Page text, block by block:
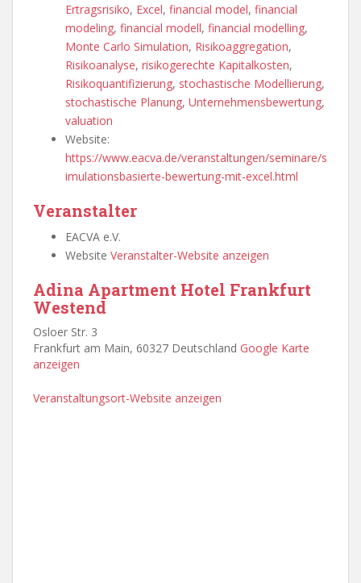
Ertragsrisiko, Excel, financial model, financial
modeling, financial modell, financial modelling,
Monte Carlo Simulation, Risikoaggregation,
Risikoanalyse, risikogerechte Kapitalkosten,
Risikoquantifizierung, stochastische Modellierung,
stochastische Planung, Unternehmensbewertung,
valuation
Website:
https://www.eacva.de/veranstaltungen/seminare/s
imulationsbasierte-bewertung-mit-excel.html
Veranstalter
EACVA e.V.
Website Veranstalter-Website anzeigen
Adina Apartment Hotel Frankfurt
Westend
Osloer Str. 3
Frankfurt am Main, 60327 Deutschland Google Karte
anzeigen
Veranstaltungsort-Website anzeigen